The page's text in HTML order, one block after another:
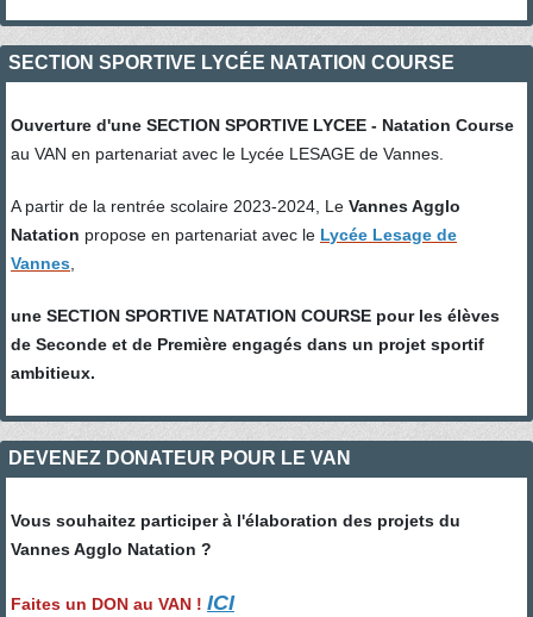
SECTION SPORTIVE LYCÉE NATATION COURSE
Ouverture d'une SECTION SPORTIVE LYCEE - Natation Course
au VAN en partenariat avec le Lycée LESAGE de Vannes.
A partir de la rentrée scolaire 2023-2024, Le Vannes Agglo
Natation propose en partenariat avec le Lycée Lesage de
Vannes
une SECTION SPORTIVE NATATION COURSE pour les élèves
de Seconde et de Première engagés dans un projet sportif
ambitieux.
DEVENEZ DONATEUR POUR LE VAN
Vous souhaitez participer à l'élaboration des projets du
Vannes Agglo Natation ?
Faites un DON au VAN ! ICI